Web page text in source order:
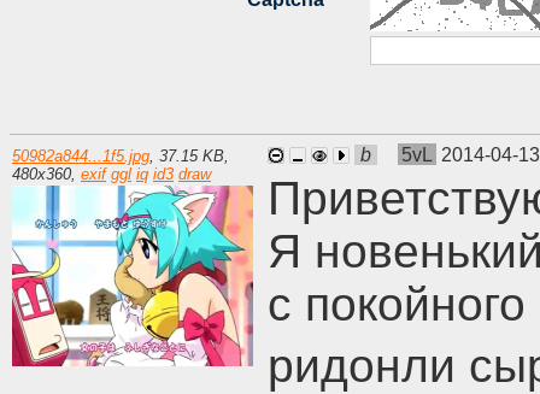
50982a844...1f5.jpg, 37.15 KB,
480x360, exif ggl iq id3 draw
b 5vL 2014-04-
Я
с
ридонли